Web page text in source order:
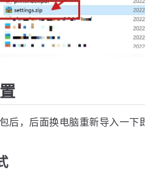
后，后面换电脑重新导入一下